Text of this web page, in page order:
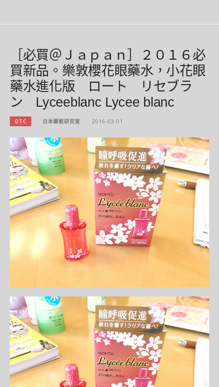
［必買＠Ｊａｐａｎ］２０１６必
買新品。樂敦櫻花眼藥水，小花眼
藥水進化版 ロート リセブラ
ン Lyceeblanc Lycee blanc
OTC 日本藥粧研究室 2016-03-01